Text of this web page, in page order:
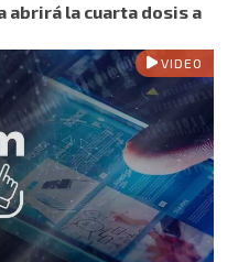
abrirá la cuarta dosis a
VIDEO